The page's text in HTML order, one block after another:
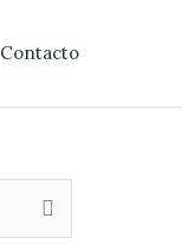
Contacto